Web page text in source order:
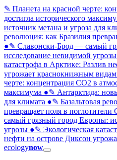
✎ Планета на красной черте:
достигла исторического
источник метана и угроза для
революция: как Бразилия
●✎ Славонски-Брод — самый
исследование невидимой угрозы
катастрофа в Арктике: Разлив
угрожает краснокнижным видам
черте: концентрация CO2 в
максимума ●✎ Антарктида:
для климата ●✎ Базальтовая
превращает поля в поглотители
самый грязный город Европы:
угрозы ●✎ Экологическая
нефти на острове Диксон
ecologynow